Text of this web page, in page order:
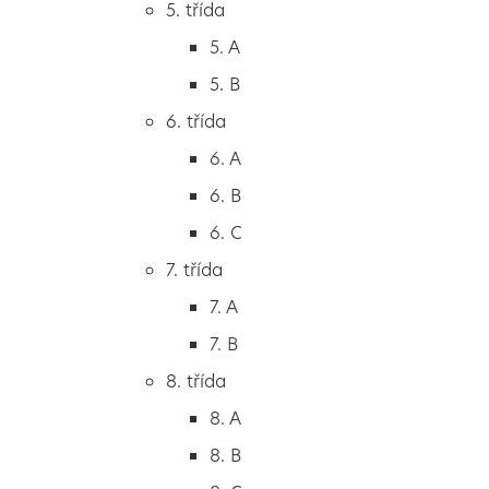
2. B
3. A
4. A
5. A
5. třída
5. A
5. B
6. třída
6. A
6. B
6. C
7. třída
7. A
7. B
8. třída
8. A
8. B